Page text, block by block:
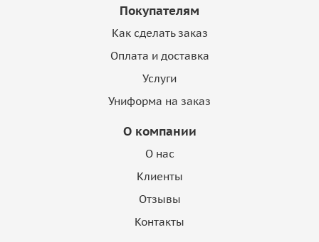
Покупателям
Как сделать заказ
Оплата и доставка
Услуги
Униформа на заказ
О компании
О нас
Клиенты
Отзывы
Контакты